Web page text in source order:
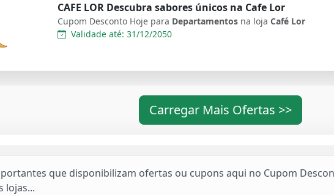
CAFE LOR Descubra sabores únicos na Cafe Lor
Cupom Desconto Hoje para Departamentos na loja Café Lor
Validade até: 31/12/2050
Carregar Mais Ofertas >>
que disponibilizam ofertas ou cupons aqui no Cupom
lojas...